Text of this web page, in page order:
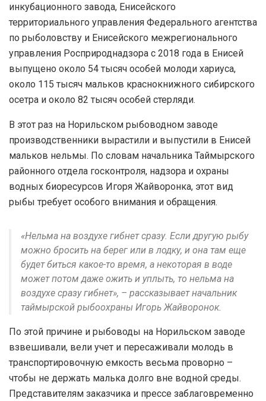
инкубационного завода, Енисейского
территориального управления Федерального агентства
по рыболовству и Енисейского межрегионального
управления Росприроднадзора с 2018 года в Енисей
выпущено около 54 тысяч особей молоди хариуса,
около 115 тысяч мальков краснокнижного сибирского
осетра и около 82 тысяч особей стерляди.
В этот раз на Норильском рыбоводном заводе
производственники вырастили и выпустили в Енисей
мальков нельмы. По словам начальника Таймырского
районного отдела госконтроля, надзора и охраны
водных биоресурсов Игоря Жайворонка, этот вид
рыбы требует особого внимания и обращения.
«Нельма на воздухе гибнет сразу. Если другую рыбу
можно бросить на берег или в лодку, и она там еще
будет биться какое-то время, а некоторая в воде
может потом даже ожить и уплыть, то нельма на
воздухе сразу гибнет», – рассказывает начальник
таймырской рыбоохраны Игорь Жайворонок.
По этой причине и рыбоводы на Норильском заводе
взвешивали, вели учет и пересаживали молодь в
транспортировочную емкость весьма проворно –
чтобы не держать малька долго вне водной среды.
Представителям заказчика и прессе заблаговременно